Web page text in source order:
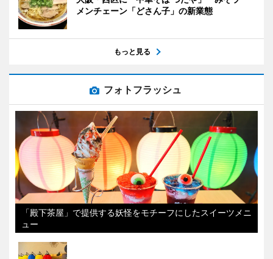
メンチェーン「どさん子」の新業態
もっと見る
フォトフラッシュ
「殿下茶屋」で提供する妖怪をモチーフにしたスイーツメニ
ュー